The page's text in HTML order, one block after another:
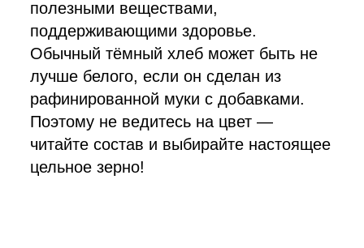
полезными веществами,
поддерживающими здоровье.
Обычный тёмный хлеб может быть не
лучше белого, если он сделан из
рафинированной муки с добавками.
Поэтому не ведитесь на цвет —
читайте состав и выбирайте настоящее
цельное зерно!